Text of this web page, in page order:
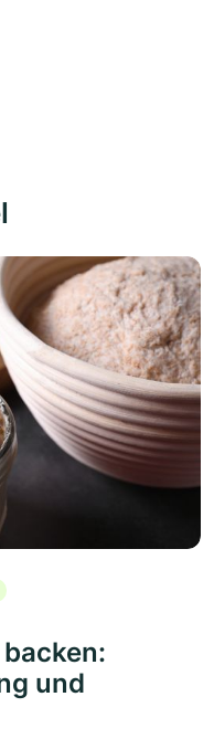
und